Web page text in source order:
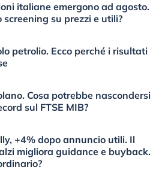
italiane emergono ad agosto.
screening su prezzi e utili?
petrolio. Ecco perché i risultati
Cosa potrebbe nascondersi
sul FTSE MIB?
+4% dopo annuncio utili. Il
migliora guidance e buyback.